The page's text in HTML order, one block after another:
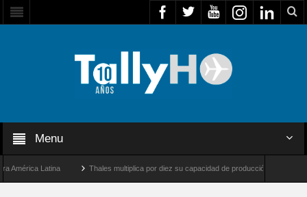
Menu
Latina Thales multiplica por diez su capacidad de producción de radares en